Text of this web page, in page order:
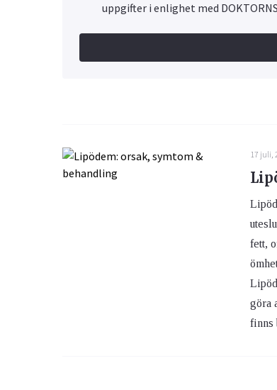
uppgifter i enlighet med
17 juli,
fett,
göra
finns